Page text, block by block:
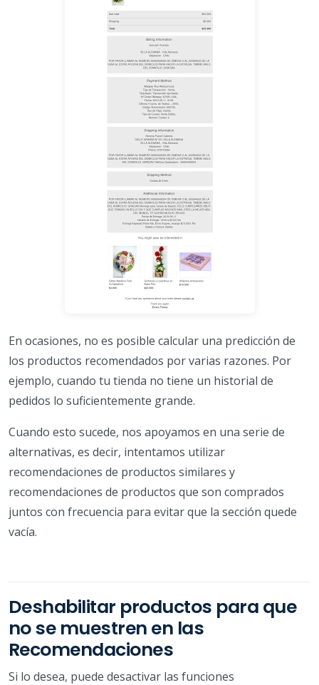
En ocasiones, no es posible calcular una predicción de
los productos recomendados por varias razones. Por
ejemplo, cuando tu tienda no tiene un historial de
pedidos lo suficientemente grande.
Cuando esto sucede, nos apoyamos en una serie de
alternativas, es decir, intentamos utilizar
recomendaciones de productos similares y
recomendaciones de productos que son comprados
juntos con frecuencia para evitar que la sección quede
vacía.
Deshabilitar productos para que
no se muestren en las
Recomendaciones
Si lo desea, puede desactivar las funciones